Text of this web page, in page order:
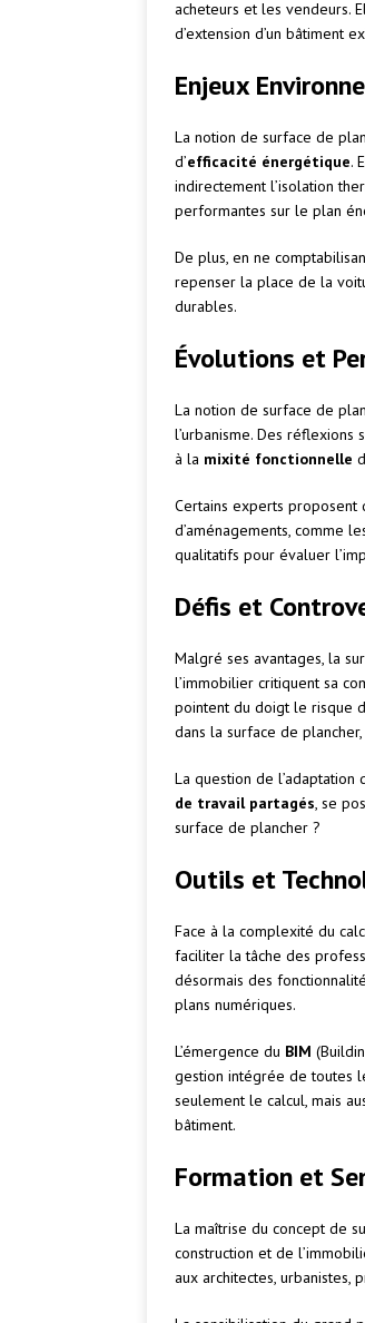
acheteurs et les vendeurs.
d’extension d’un bâtiment
Enjeux
La notion de surface de
d’efficacité énergétique.
indirectement l’isolation
performantes sur le plan
De plus, en ne
repenser la place de la
durables.
Évolutions et
La notion de surface de
l’urbanisme. Des
à la mixité fonctionnelle
Certains experts proposent
d’aménagements, comme
qualitatifs pour évaluer
Défis et
Malgré ses avantages, la
l’immobilier critiquent sa
pointent du doigt le risque
dans la surface de
La question de
de travail partagés, se
surface de plancher ?
Outils et
Face à la complexité du
faciliter la tâche des
désormais des
plans numériques.
L’émergence du BIM
gestion intégrée de toutes
seulement le calcul, mais
bâtiment.
Formation et
La maîtrise du concept de
construction et de
aux architectes, urbanistes,